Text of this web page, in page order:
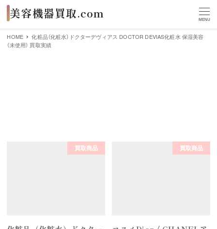
MENU
HOME
化粧品（化粧水）ドクターデヴィアス DOCTOR DEVIAS化粧水 保湿美容
（未使用） 買取実績
買取商品 買取商品